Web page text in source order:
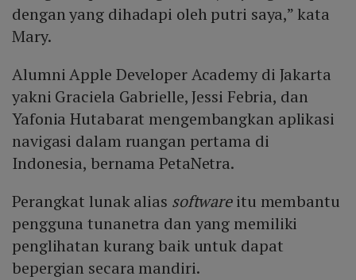
dengan yang dihadapi oleh putri saya,” kata
Mary.
Alumni Apple Developer Academy di Jakarta
yakni Graciela Gabrielle, Jessi Febria, dan
Yafonia Hutabarat mengembangkan aplikasi
navigasi dalam ruangan pertama di
Indonesia, bernama PetaNetra.
Perangkat lunak alias softwareitu membantu
pengguna tunanetra dan yang memiliki
penglihatan kurang baik untuk dapat
bepergian secara mandiri.